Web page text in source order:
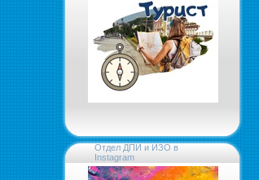
Отдел ДПИ и ИЗО в
Instagram